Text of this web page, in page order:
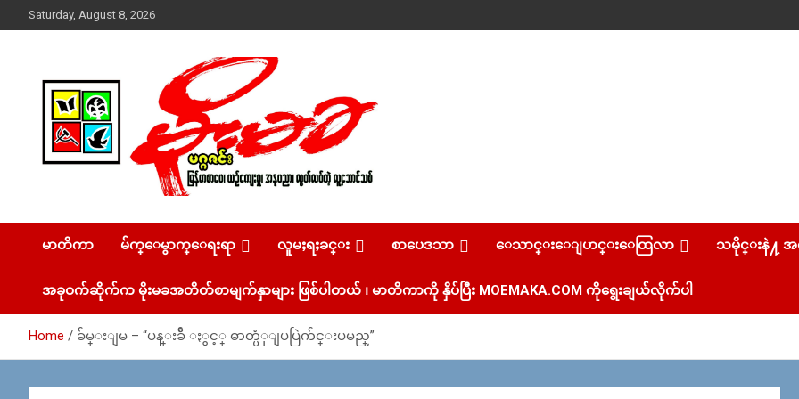
to
Saturday, August 8, 2026
MoeMaKa Burmese
News & Media
ယ္ေရး – အမွတ္ ၂၅၄၊ ပထပ္၊ လမ္း ၄၀၊ ေက်ာက္တံတား၊ ရန္ကုန္။
(ဖုုံး – ၀၉ ၂၅၂ ၂၄၉ ၀၉၄ ၊ ၀၉ ၄၂၁ ၇၄၃ ၇၅၃ ၊ ၀၉ ၅၀၄ ၁၀ ၅၈)
ျဖန္႔ခ်ိေရး – ဆိပ္ကမ္းသာစာေပ – အမွတ္ ၁၃ / ၃၈ လမ္း။ ပ
လာဇာေစ်းသစ္ ။ ၀၉ ၇၈၆၈၃၇ ၃၀၅ / ၀၉ ၉၆၃၆၉၉၈၃၄
မာတိကာ မ်က္ေမွာက္ေရးရာ လူမႈရႈခင္း စာပေဒသာ ေသာင္းေျပာင္းေထြလာ သမိုင္းနဲ႔ အ
အခုဝက်ဆိုက်က မိုးမခအတိတ်စာမျက်နှာများ ဖြစ်ပါတယ် ၊ မာတိကာကို နှိပ်ပြီး MOEMAKA.COM ကိုရွေးချယ်လိုက်ပါ
Home ခ်မ္းျမ – “ပန္းခ်ီ ႏွင့္ ဓာတ္ပံုျပပြဲက်င္းပမည္”